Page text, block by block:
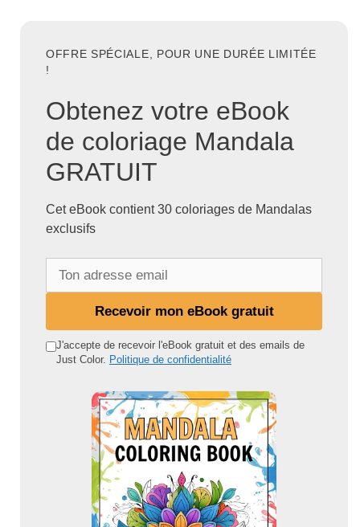
OFFRE SPÉCIALE, POUR UNE DURÉE LIMITÉE
!
Obtenez votre eBook
de coloriage Mandala
GRATUIT
Cet eBook contient 30 coloriages de Mandalas
exclusifs
d
Recevoir mon eBook gratuit
J'accepte de recevoir l'eBook gratuit et des emails de
Just Color. Politique de confidentialité